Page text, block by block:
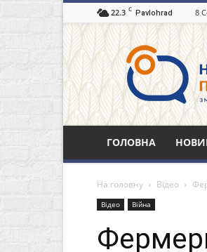
22.3 C Pavlohrad 8
ГОЛОВНА
На головну Відео
Відео Війна